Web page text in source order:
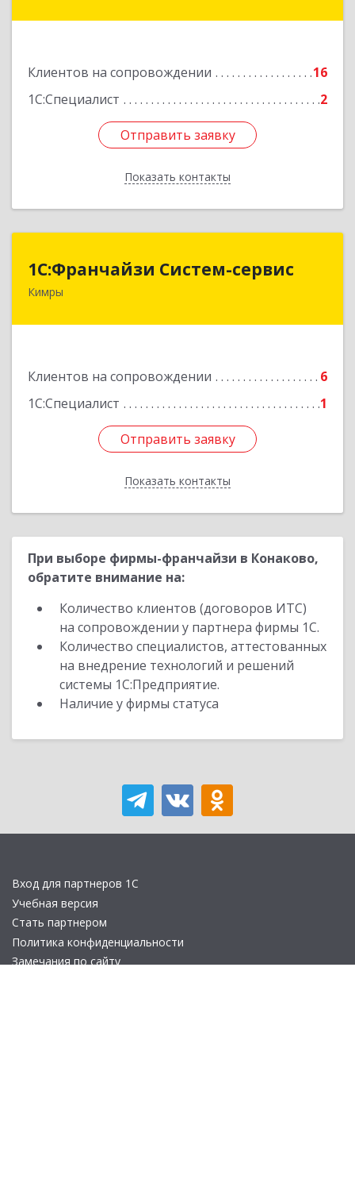
Клиентов на сопровождении
16
1С:Специалист
2
Отправить заявку
Показать контакты
Отправить заявку
Назад
1С:Франчайзи Систем-сервис
Кимры
Клиентов на сопровождении
6
1С:Специалист
1
Отправить заявку
Показать контакты
1С:Франчайзи Систем-сервис
Отправить заявку
Назад
При выборе фирмы-франчайзи в Конаково,
обратите внимание на:
Количество клиентов (договоров ИТС)
на сопровождении у партнера фирмы 1С.
Количество специалистов, аттестованных
на внедрение технологий и решений
системы 1С:Предприятие.
Наличие у фирмы статуса
Вход для партнеров 1С
Учебная версия
Стать партнером
Политика конфиденциальности
Замечания по сайту